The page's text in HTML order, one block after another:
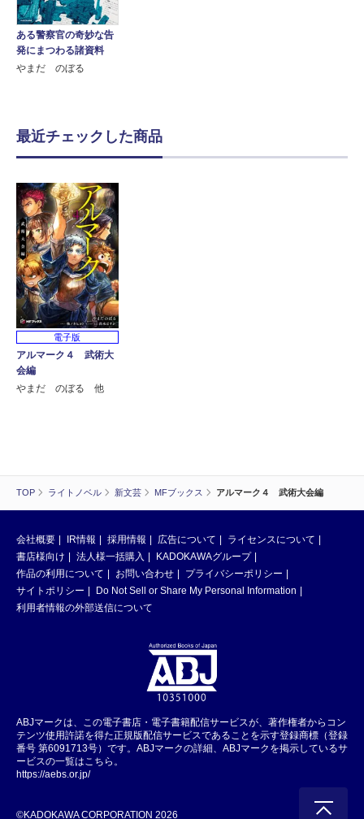
TOP ライトノベル 新文芸 MFブックス アルマーク４ 武術大会編
ある警察官の奇妙な告
発にまつわる諸資料
やまだ のぼる
最近チェックした商品
電子版
アルマーク４ 武術大
会編
やまだ のぼる 他
会社概要 IR情報 採用情報 広告について
ライセンスについて
書店様向け
法人様一括購入
KADOKAWAグループ
作品の利用について
お問い合わせ
プライバシーポリシー
サイトポリシー
Do Not Sell or Share My Personal Information
利用者情報の外部送信について
ABJマークは、この電子書店・電子書籍配信サービスが、著作権者からコン
テンツ使用許諾を得た正規版配信サービスであることを示す登録商標（登録
番号 第6091713号）です。ABJマークの詳細、ABJマークを掲示しているサ
ービスの一覧はこちら。
https://aebs.or.jp/
©KADOKAWA CORPORATION 2026